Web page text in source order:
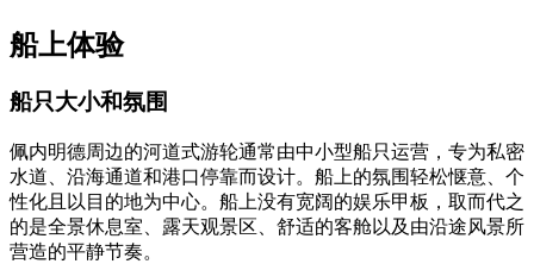
船上体验
船只大小和氛围
佩内明德周边的河道式游轮通常由中小型船只运营，专为私密
水道、沿海通道和港口停靠而设计。船上的氛围轻松惬意、个
性化且以目的地为中心。船上没有宽阔的娱乐甲板，取而代之
的是全景休息室、露天观景区、舒适的客舱以及由沿途风景所
营造的平静节奏。